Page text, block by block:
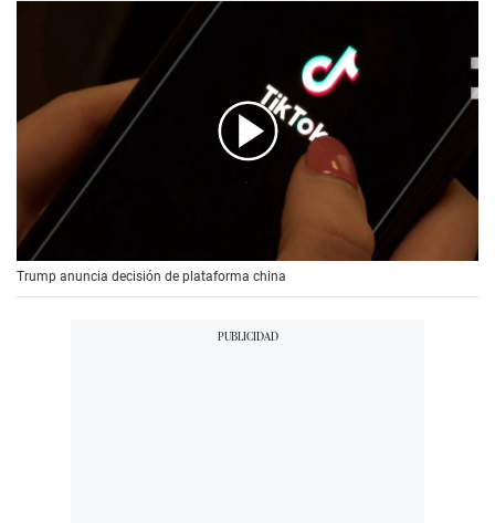
Trump anuncia decisión de plataforma china